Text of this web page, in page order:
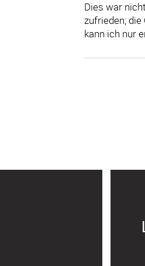
Dies war
zufrieden;
kann ich nur